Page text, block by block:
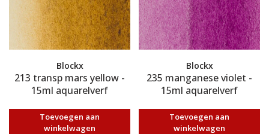
Blockx
213 transp mars yellow -
15ml aquarelverf
Toevoegen aan
winkelwagen
Blockx
235 manganese violet -
15ml aquarelverf
Toevoegen aan
winkelwagen